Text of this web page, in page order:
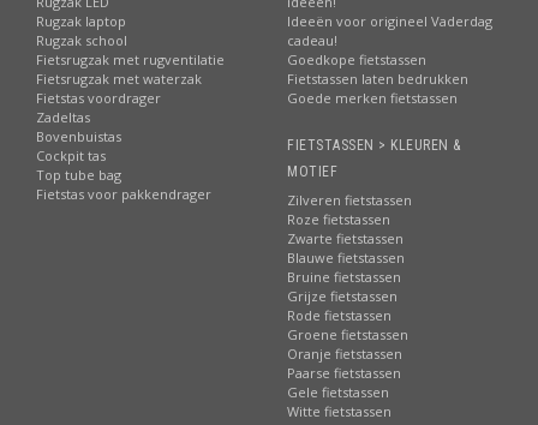
Rugzak laptop
Rugzak school
Fietsrugzak met rugventilatie
Fietsrugzak met waterzak
Fietstas voordrager
Zadeltas
Bovenbuistas
Cockpit tas
Top tube bag
Fietstas voor pakkendrager
Ideeën voor origineel Vaderdag
cadeau!
Goedkope fietstassen
Fietstassen laten bedrukken
Goede merken fietstassen
FIETSTASSEN > KLEUREN &
MOTIEF
Zilveren fietstassen
Roze fietstassen
Zwarte fietstassen
Blauwe fietstassen
Bruine fietstassen
Grijze fietstassen
Rode fietstassen
Groene fietstassen
Oranje fietstassen
Paarse fietstassen
Gele fietstassen
Witte fietstassen